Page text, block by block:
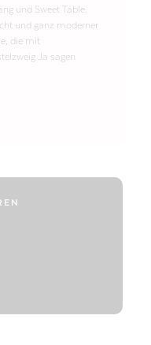
und Sweet Table.
und ganz moderner
die mit
Ja sagen